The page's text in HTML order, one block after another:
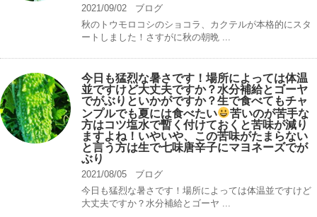
2021/09/02
ブログ
秋のトウモロコシのショコラ、カクテルが本格的にスタ
ートしました！さすがに秋の朝晩 ...
今日も猛烈な暑さです！場所によっては体温
並ですけど大丈夫ですか？水分補給とゴーヤ
でがぶりといかがですか？生で食べてもチャ
ンプルでも夏には食べたい
苦いのが苦手な
方はコツ塩水で暫く付けておくと苦味が減り
ますよね！いやいや、この苦味がたまらない
と言う方は生で七味唐辛子にマヨネーズでが
ぶり
2021/08/05
ブログ
今日も猛烈な暑さです！場所によっては体温並ですけど
大丈夫ですか？水分補給とゴーヤ ...